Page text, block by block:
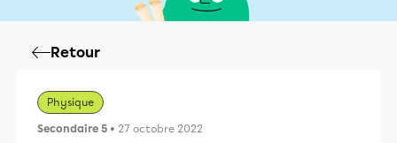
Retour
Physique
Secondaire 5 • 27 octobre 2022